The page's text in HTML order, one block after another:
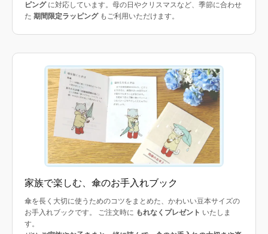
ピングに対応しています。母の日やクリスマスなど、季節に合わせ
た 期間限定ラッピングもご利用いただけます。
家族で楽しむ、傘のお手入れブック
傘を長く大切に使うためのコツをまとめた、かわいい豆本サイズの
お手入れブックです。 ご注文時に もれなくプレゼント いたしま
す。